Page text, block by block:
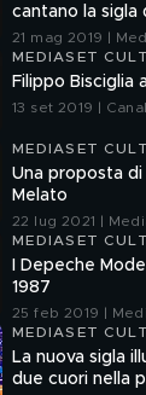
cantano la sigla
21 mag 2019 |
MEDIASET CULT
Filippo Bisciglia
13 set 2019 |
MEDIASET CULT
Una proposta di
Melato
22 lug 2021 |
MEDIASET CULT
I Depeche
1987
25 feb 2019 |
MEDIASET CULT
La nuova sigla
due cuori nella